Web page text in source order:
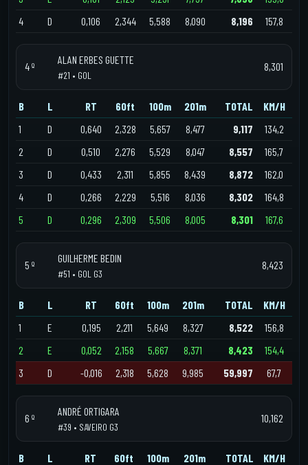
4
D 0,106 2,344 5,588 8,090 8,196 157,8
4 º
ALAN ERBES GUETTE
#21 • GOL
8,301
B L RT 60ft 100m 201m TOTAL
KM/H
1
D 0,640 2,328 5,657 8,477 9,117
134,2
2
D 0,510 2,276 5,529 8,047 8,557
165,7
3
D 0,433 2,311 5,855 8,439 8,872
162,0
4
D 0,266 2,229 5,516 8,036 8,302
164,8
5
D 0,296 2,309 5,506 8,005 8,301 167,6
5 º
GUILHERME BEDIN
#51 • GOL G3
8,423
B L RT 60ft 100m 201m TOTAL
KM/H
1
E 0,195 2,211 5,649 8,327 8,522
156,8
2
E 0,052 2,158 5,667 8,371 8,423
154,4
3
D -0,016 2,318 5,628 9,985 59,997 67,7
6 º
ANDRÉ ORTIGARA
#39 • SAVEIRO G3
10,162
B L RT 60ft 100m 201m TOTAL
KM/H